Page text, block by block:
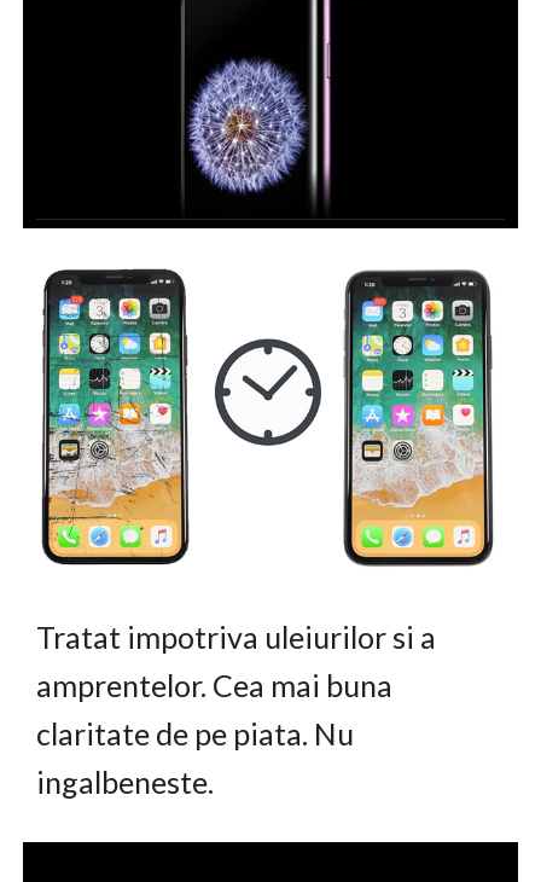
Tratat impotriva uleiurilor si a
amprentelor. Cea mai buna
claritate de pe piata. Nu
ingalbeneste.